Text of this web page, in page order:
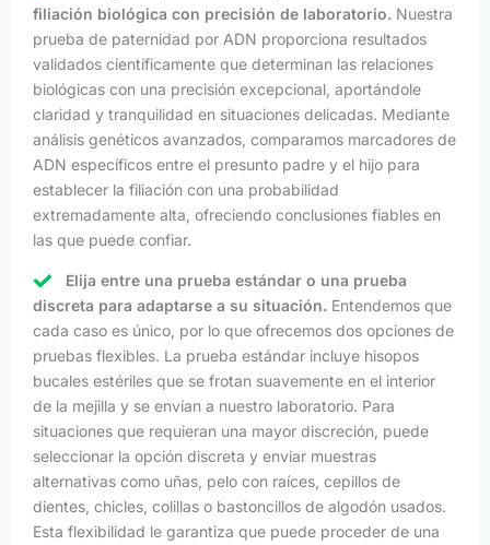
filiación biológica con precisión de laboratorio. Nuestra
prueba de paternidad por ADN proporciona resultados
validados científicamente que determinan las relaciones
biológicas con una precisión excepcional, aportándole
claridad y tranquilidad en situaciones delicadas. Mediante
análisis genéticos avanzados, comparamos marcadores de
ADN específicos entre el presunto padre y el hijo para
establecer la filiación con una probabilidad
extremadamente alta, ofreciendo conclusiones fiables en
las que puede confiar.
Elija entre una prueba estándar o una prueba
discreta para adaptarse a su situación. Entendemos que
cada caso es único, por lo que ofrecemos dos opciones de
pruebas flexibles. La prueba estándar incluye hisopos
bucales estériles que se frotan suavemente en el interior
de la mejilla y se envían a nuestro laboratorio. Para
situaciones que requieran una mayor discreción, puede
seleccionar la opción discreta y enviar muestras
alternativas como uñas, pelo con raíces, cepillos de
dientes, chicles, colillas o bastoncillos de algodón usados.
Esta flexibilidad le garantiza que puede proceder de una